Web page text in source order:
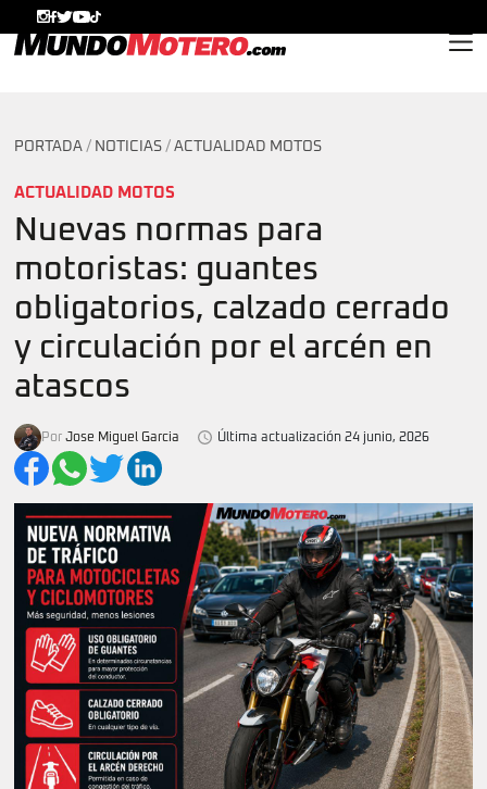
PORTADA / NOTICIAS / ACTUALIDAD MOTOS
ACTUALIDAD MOTOS
Nuevas normas para
motoristas: guantes
obligatorios, calzado cerrado
y circulación por el arcén en
atascos
Por Jose Miguel Garcia Última actualización 24 junio, 2026